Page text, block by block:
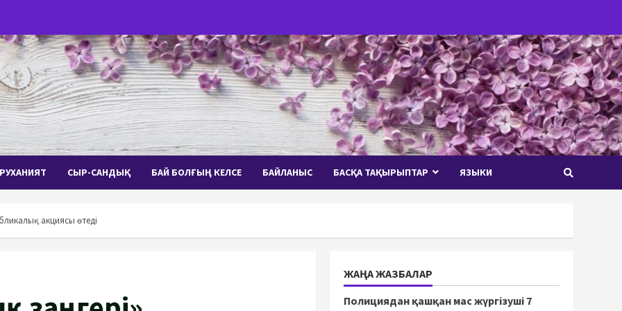
РУХАНИЯТ СЫР-САНДЫҚ БАЙ БОЛҒЫҢ КЕЛСЕ БАЙЛАНЫС БАСҚА ТАҚЫРЫПТАР ЯЗЫКИ
акциясы өтеді
ЖАҢА ЖАЗБАЛАР
Полициядан қашқан мас жүргізуші 7